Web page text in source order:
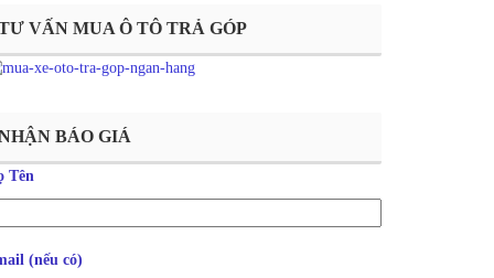
VẤN MUA Ô TÔ TRẢ GÓP
BÁO GIÁ
Tên
(nếu có)